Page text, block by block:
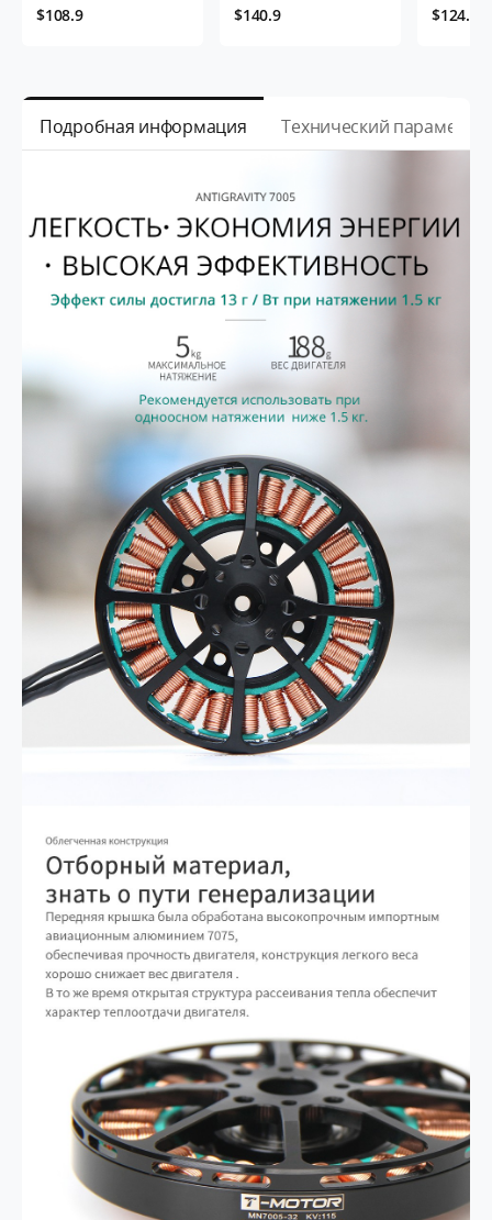
дюйма- 2 листа/
$108.9
дюйма- 2 листа/
$140.9
дюйма-
$124.9
Подробная информация Технический параметр